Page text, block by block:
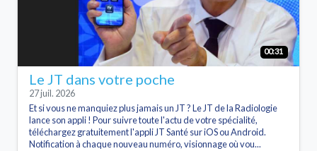
00:31
Le JT dans votre poche
27 juil. 2026
Et si vous ne manquiez plus jamais un JT ? Le JT de la Radiologie
lance son appli ! Pour suivre toute l'actu de votre spécialité,
téléchargez gratuitement l'appli JT Santé sur iOS ou Android.
Notification à chaque nouveau numéro, visionnage où vou...